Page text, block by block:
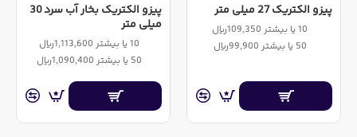
پیزو الکتریک 27 میلی متر
10 یا بیشتر 109,350ریال
50 یا بیشتر 99,900ریال
پیزو الکتریک بخار آب سرد 30
میلی متر
10 یا بیشتر 1,113,600ریال
50 یا بیشتر 1,090,400ریال